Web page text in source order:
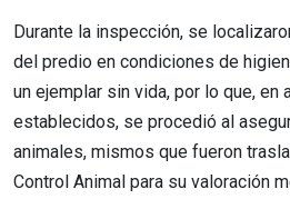
Durante la inspección, se
del predio en condiciones de
un ejemplar sin vida, por lo que,
establecidos, se procedió al
animales, mismos que fueron
Control Animal para su valoración